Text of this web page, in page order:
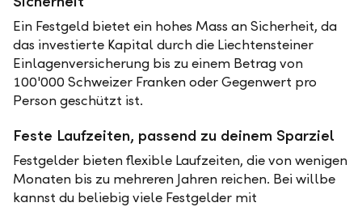
Ein Festgeld bietet ein hohes Mass an Sicherheit, da
das investierte Kapital durch die Liechtensteiner
Einlagenversicherung bis zu einem Betrag von
100'000 Schweizer Franken oder Gegenwert pro
Person geschützt ist.
Feste Laufzeiten, passend zu deinem Sparziel
Festgelder bieten flexible Laufzeiten, die von wenigen
Monaten bis zu mehreren Jahren reichen. Bei willbe
kannst du beliebig viele Festgelder mit